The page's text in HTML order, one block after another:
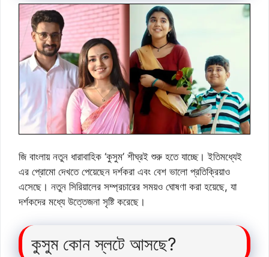
জি বাংলায় নতুন ধারাবাহিক ‘কুসুম’ শীঘ্রই শুরু হতে যাচ্ছে। ইতিমধ্যেই
এর প্রোমো দেখতে পেয়েছেন দর্শকরা এবং বেশ ভালো প্রতিক্রিয়াও
এসেছে। নতুন সিরিয়ালের সম্প্রচারের সময়ও ঘোষণা করা হয়েছে, যা
দর্শকদের মধ্যে উত্তেজনা সৃষ্টি করেছে।
কুসুম কোন স্লটে আসছে?